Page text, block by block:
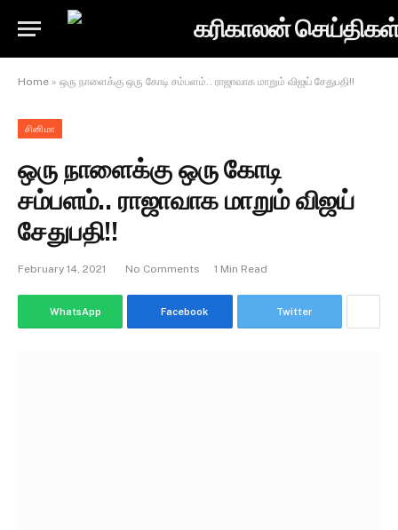
Home » ஒரு நாளைக்கு ஒரு கோடி சம்பளம்.. ராஜாவாக மாறும் விஜய் சேதுபதி!!
சினிமா
ஒரு நாளைக்கு ஒரு கோடி
சம்பளம்.. ராஜாவாக மாறும் விஜய்
சேதுபதி!!
February 14, 2021 No Comments 1 Min Read
WhatsApp Facebook Twitter